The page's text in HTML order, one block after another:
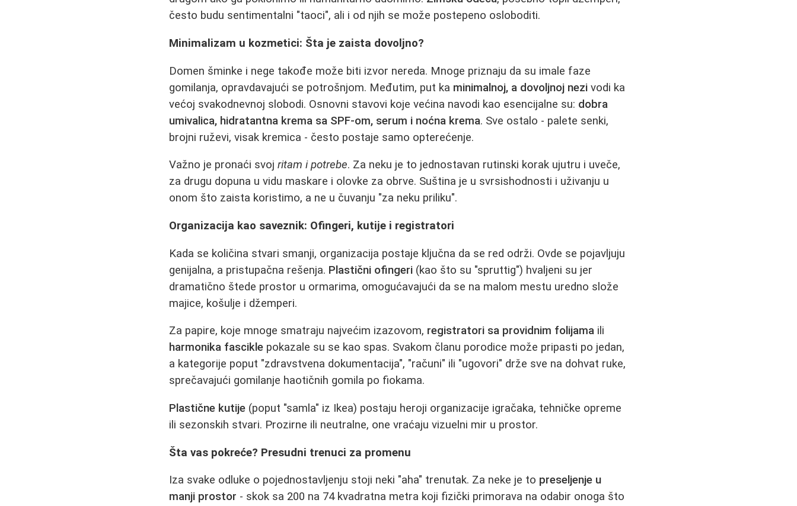
često budu sentimentalni "taoci", ali i od njih se može postepeno osloboditi.
Minimalizam u kozmetici: Šta je zaista dovoljno?
Domen šminke i nege takođe može biti izvor nereda. Mnoge priznaju da su imale faze
gomilanja, opravdavajući se potrošnjom. Međutim, put ka minimalnoj, a dovoljnoj nezi vodi ka
većoj svakodnevnoj slobodi. Osnovni stavovi koje većina navodi kao esencijalne su: dobra
umivalica, hidratantna krema sa SPF-om, serum i noćna krema. Sve ostalo - palete senki,
brojni ruževi, visak kremica - često postaje samo opterećenje.
Važno je pronaći svojritam i potrebe. Za neku je to jednostavan rutinski korak ujutru i uveče,
za drugu dopuna u vidu maskare i olovke za obrve. Suština je u svrsishodnosti i uživanju u
onom što zaista koristimo, a ne u čuvanju "za neku priliku".
Organizacija kao saveznik: Ofingeri, kutije i registratori
Kada se količina stvari smanji, organizacija postaje ključna da se red održi. Ovde se pojavljuju
genijalna, a pristupačna rešenja. Plastični ofingeri (kao što su "spruttig") hvaljeni su jer
dramatično štede prostor u ormarima, omogućavajući da se na malom mestu uredno slože
majice, košulje i džemperi.
Za papire, koje mnoge smatraju najvećim izazovom, registratori sa providnim folijama ili
harmonika fascikle pokazale su se kao spas. Svakom članu porodice može pripasti po jedan,
a kategorije poput "zdravstvena dokumentacija", "računi" ili "ugovori" drže sve na dohvat ruke,
sprečavajući gomilanje haotičnih gomila po fiokama.
Plastične kutije (poput "samla" iz Ikea) postaju heroji organizacije igračaka, tehničke opreme
ili sezonskih stvari. Prozirne ili neutralne, one vraćaju vizuelni mir u prostor.
Šta vas pokreće? Presudni trenuci za promenu
Iza svake odluke o pojednostavljenju stoji neki "aha" trenutak. Za neke je to preseljenje u
manji prostor - skok sa 200 na 74 kvadratna metra koji fizički primorava na odabir onoga što